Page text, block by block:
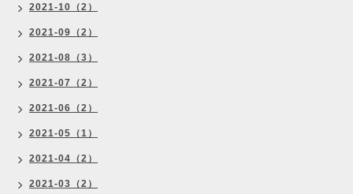
2021-10（2）
2021-09（2）
2021-08（3）
2021-07（2）
2021-06（2）
2021-05（1）
2021-04（2）
2021-03（2）